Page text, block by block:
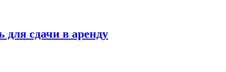
для сдачи в аренду